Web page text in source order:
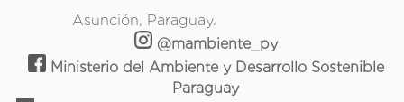
Asunción, Paraguay.
@mambiente_py
Ministerio del Ambiente y Desarrollo Sostenible
Paraguay